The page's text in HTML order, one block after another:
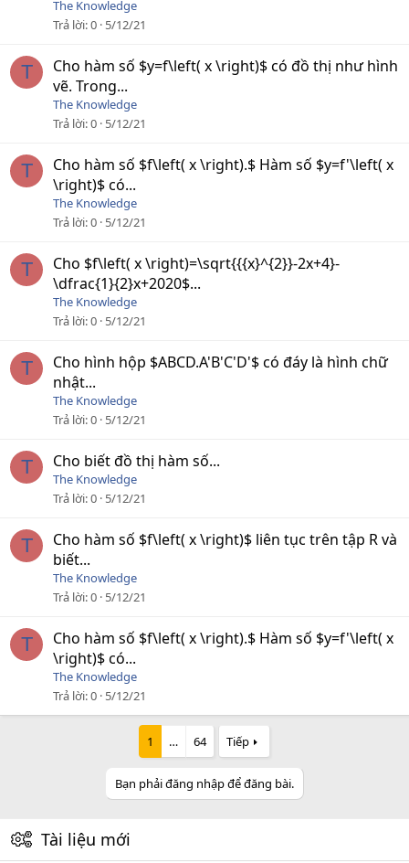
The Knowledge
Trả lời 0 5/12/21
T
Cho hàm số $y=f\left( x \right)$ có đồ thị như hình
vẽ. Trong...
The Knowledge
Trả lời 0 5/12/21
T
Cho hàm số $f\left( x \right).$ Hàm số $y=f'\left( x
\right)$ có...
The Knowledge
Trả lời 0 5/12/21
T
Cho $f\left( x \right)=\sqrt{{{x}^{2}}-2x+4}-
\dfrac{1}{2}x+2020$...
The Knowledge
Trả lời 0 5/12/21
T
Cho hình hộp $ABCD.A'B'C'D'$ có đáy là hình chữ
nhật...
The Knowledge
Trả lời 0 5/12/21
T Cho biết đồ thị hàm số...
The Knowledge
Trả lời 0 5/12/21
T
Cho hàm số $f\left( x \right)$ liên tục trên tập R và
biết...
The Knowledge
Trả lời 0 5/12/21
T
Cho hàm số $f\left( x \right).$ Hàm số $y=f'\left( x
\right)$ có...
The Knowledge
Trả lời 0 5/12/21
1 … 64 Tiếp
Bạn phải đăng nhập để đăng bài.
Tài liệu mới